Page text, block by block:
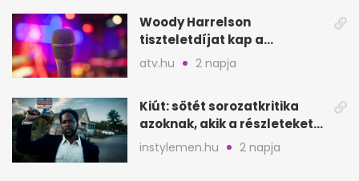
Woody Harrelson
tiszteletdíjat kap a
Szarajevói Filmfesztiválon
atv.hu 2 napja
Kiút: sötét sorozatkritika
azoknak, akik a részleteket
keresik
instylemen.hu 2 napja